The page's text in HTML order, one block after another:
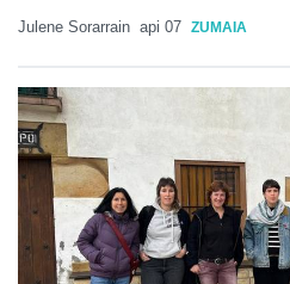
Julene Sorarrain api 07 ZUMAIA